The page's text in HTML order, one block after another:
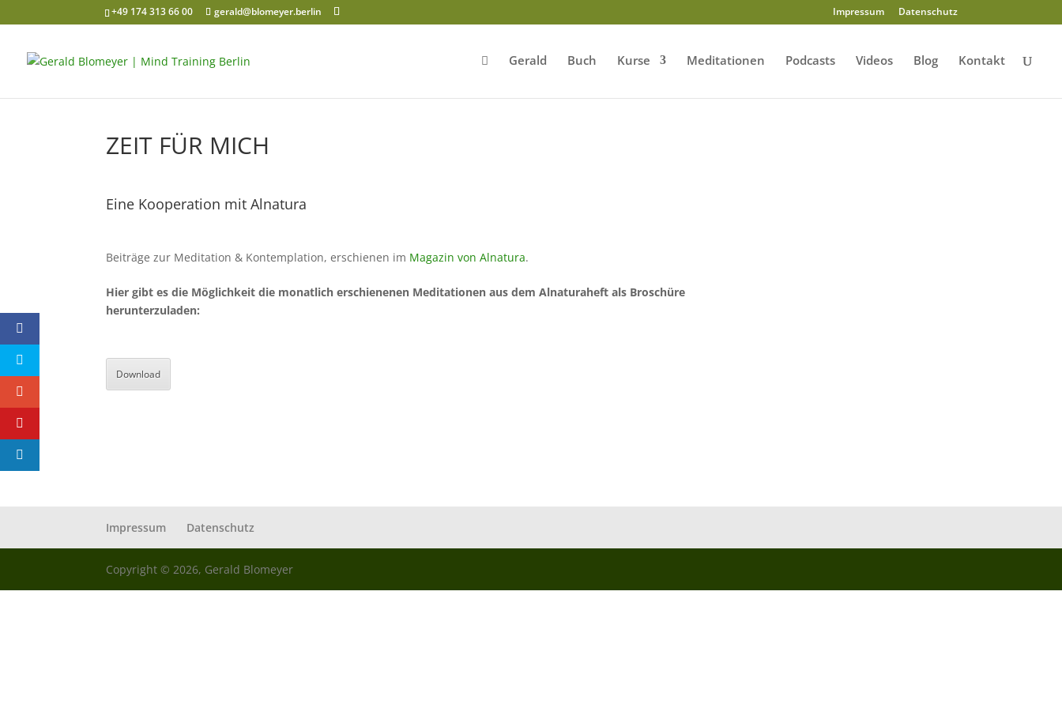
+49 174 313 66 00 gerald@blomeyer.berlin Impressum Datenschutz
Gerald Buch Kurse Meditationen Podcasts Videos Blog Kontakt
ZEIT FÜR MICH
Eine Kooperation mit Alnatura
Beiträge zur Meditation & Kontemplation, erschienen im Magazin von Alnatura.
Hier gibt es die Möglichkeit die monatlich erschienenen Meditationen aus dem Alnaturaheft als Broschüre
herunterzuladen:
Download
Impressum Datenschutz
Copyright © 2026, Gerald Blomeyer